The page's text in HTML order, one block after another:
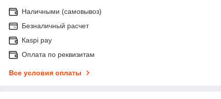
Наличными (самовывоз)
Безналичный расчет
Каspi pay
Оплата по реквизитам
Все условия оплаты